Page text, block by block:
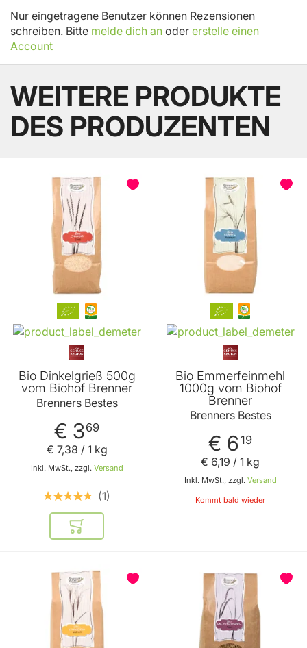
Nur eingetragene Benutzer können Rezensionen
schreiben. Bitte melde dich an oder erstelle einen
Account
WEITERE PRODUKTE
DES PRODUZENTEN
Bio Dinkelgrieß 500g
vom Biohof Brenner
Brenners Bestes
€ 369
Inkl. MwSt., zzgl. Versand
€ 7,38 / 1 kg
1
In den Warenkorb
Bio Emmerfeinmehl
1000g vom Biohof
Brenner
Brenners Bestes
€ 619
Inkl. MwSt., zzgl. Versand
€ 6,19 / 1 kg
Kommt bald wieder